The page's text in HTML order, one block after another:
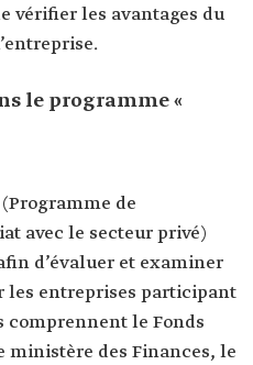
vérifier les avantages du
le programme «
de
avec le secteur privé)
d’évaluer et examiner
les entreprises participant
comprennent le Fonds
ministère des Finances, le